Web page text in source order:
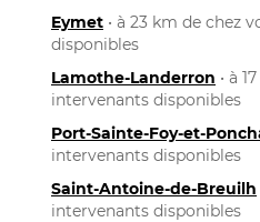
Eymet • à 23 km de chez
disponibles
Lamothe-Landerron • à
intervenants disponibles
Port-Sainte-Foy-et-
intervenants disponibles
Saint-Antoine-de-Breuilh
intervenants disponibles